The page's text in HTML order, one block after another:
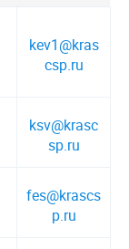
kev1@kras
csp.ru
ksv@krasc
sp.ru
fes@krascs
p.ru